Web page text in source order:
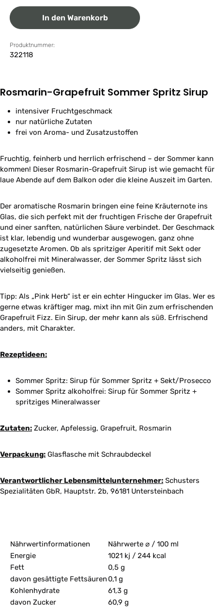
In den Warenkorb
Produktnummer:
322118
Rosmarin-Grapefruit Sommer Spritz Sirup
intensiver Fruchtgeschmack
nur natürliche Zutaten
frei von Aroma- und Zusatzustoffen
Fruchtig, feinherb und herrlich erfrischend – der Sommer kann
kommen! Dieser Rosmarin-Grapefruit Sirup ist wie gemacht für
laue Abende auf dem Balkon oder die kleine Auszeit im Garten.
Der aromatische Rosmarin bringen eine feine Kräuternote ins
Glas, die sich perfekt mit der fruchtigen Frische der Grapefruit
und einer sanften, natürlichen Säure verbindet. Der Geschmack
ist klar, lebendig und wunderbar ausgewogen, ganz ohne
zugesetzte Aromen. Ob als spritziger Aperitif mit Sekt oder
alkoholfrei mit Mineralwasser, der Sommer Spritz lässt sich
vielseitig genießen.
Tipp: Als „Pink Herb“ ist er ein echter Hingucker im Glas. Wer es
gerne etwas kräftiger mag, mixt ihn mit Gin zum erfrischenden
Grapefruit Fizz. Ein Sirup, der mehr kann als süß. Erfrischend
anders, mit Charakter.
Rezeptideen:
Sommer Spritz: Sirup für Sommer Spritz + Sekt/Prosecco
Sommer Spritz alkoholfrei: Sirup für Sommer Spritz +
spritziges Mineralwasser
Zutaten: Zucker, Apfelessig, Grapefruit, Rosmarin
Verpackung: Glasflasche mit Schraubdeckel
Verantwortlicher Lebensmittelunternehmer: Schusters
Spezialitäten GbR, Hauptstr. 2b, 96181 Untersteinbach
Nährwertinformationen
Nährwerte ⌀ / 100 ml
Energie
1021 kj / 244 kcal
Fett
0,5 g
davon gesättigte Fettsäuren 0,1 g
Kohlenhydrate
61,3 g
davon Zucker
60,9 g